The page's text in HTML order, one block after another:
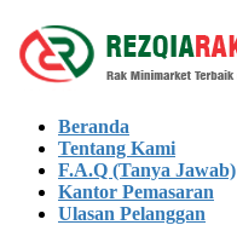
Skip
to
the
Skip
to
the
Beranda
Tentang Kami
F.A.Q (Tanya Jawab)
Kantor Pemasaran
Ulasan Pelanggan